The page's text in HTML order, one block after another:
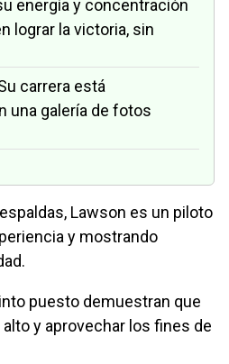
energía y concentración
lograr la victoria, sin
carrera está
una galería de fotos
Lawson es un piloto
y mostrando
puesto demuestran que
y aprovechar los fines de